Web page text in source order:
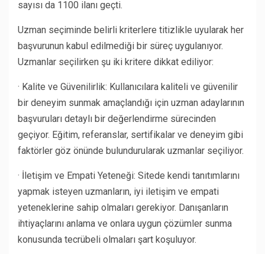
sayısı da 1100 ilanı geçti.
Uzman seçiminde belirli kriterlere titizlikle uyularak her
başvurunun kabul edilmediği bir süreç uygulanıyor.
Uzmanlar seçilirken şu iki kritere dikkat ediliyor:
· Kalite ve Güvenilirlik: Kullanıcılara kaliteli ve güvenilir
bir deneyim sunmak amaçlandığı için uzman adaylarının
başvuruları detaylı bir değerlendirme sürecinden
geçiyor. Eğitim, referanslar, sertifikalar ve deneyim gibi
faktörler göz önünde bulundurularak uzmanlar seçiliyor.
· İletişim ve Empati Yeteneği: Sitede kendi tanıtımlarını
yapmak isteyen uzmanların, iyi iletişim ve empati
yeteneklerine sahip olmaları gerekiyor. Danışanların
ihtiyaçlarını anlama ve onlara uygun çözümler sunma
konusunda tecrübeli olmaları şart koşuluyor.